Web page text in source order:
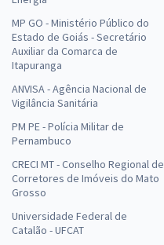
MP GO - Ministério Público do
Estado de Goiás - Secretário
Auxiliar da Comarca de
Itapuranga
ANVISA - Agência Nacional de
Vigilância Sanitária
PM PE - Polícia Militar de
Pernambuco
CRECI MT - Conselho Regional de
Corretores de Imóveis do Mato
Grosso
Universidade Federal de
Catalão - UFCAT